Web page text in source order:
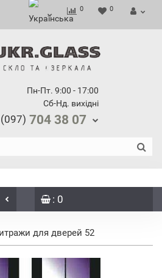
0 0
Пн-Пт. 9:00 - 17:00
Сб-Нд. вихідні
704 38 07
: 0
для дверей 52